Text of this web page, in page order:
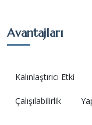
Avantajları
Kalınlaştırıcı Etki
Çalışılabilirlik